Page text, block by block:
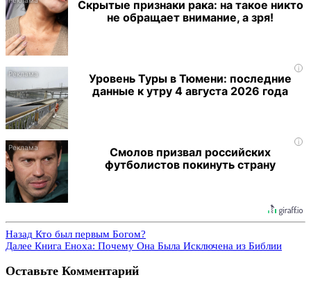
Скрытые признаки рака: на такое никто
не обращает внимание, а зря!
i
Уровень Туры в Тюмени: последние
данные к утру 4 августа 2026 года
i
Смолов призвал российских
футболистов покинуть страну
Назад Кто был первым Богом?
Далее Книга Еноха: Почему Она Была Исключена из Библии
Оставьте Комментарий